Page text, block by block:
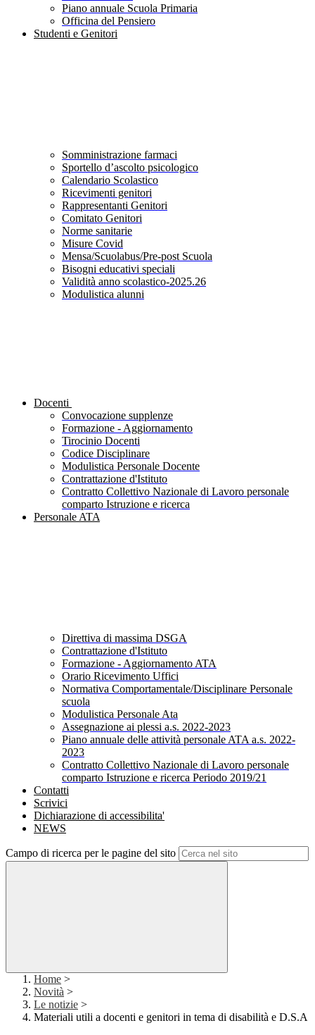
Piano annuale Scuola Primaria
Officina del Pensiero
Studenti e Genitori
Somministrazione farmaci
Sportello d’ascolto psicologico
Calendario Scolastico
Ricevimenti genitori
Rappresentanti Genitori
Comitato Genitori
Norme sanitarie
Misure Covid
Mensa/Scuolabus/Pre-post Scuola
Bisogni educativi speciali
Validità anno scolastico-2025.26
Modulistica alunni
Docenti
Convocazione supplenze
Formazione - Aggiornamento
Tirocinio Docenti
Codice Disciplinare
Modulistica Personale Docente
Contrattazione d'Istituto
Contratto Collettivo Nazionale di Lavoro personale
comparto Istruzione e ricerca
Personale ATA
Direttiva di massima DSGA
Contrattazione d'Istituto
Formazione - Aggiornamento ATA
Orario Ricevimento Uffici
Normativa Comportamentale/Disciplinare Personale
scuola
Modulistica Personale Ata
Assegnazione ai plessi a.s. 2022-2023
Piano annuale delle attività personale ATA a.s. 2022-
2023
Contratto Collettivo Nazionale di Lavoro personale
comparto Istruzione e ricerca Periodo 2019/21
Contatti
Scrivici
Dichiarazione di accessibilita'
NEWS
Campo di ricerca per le pagine del sito
Home >
Novità >
Le notizie >
Materiali utili a docenti e genitori in tema di disabilità e D.S.A